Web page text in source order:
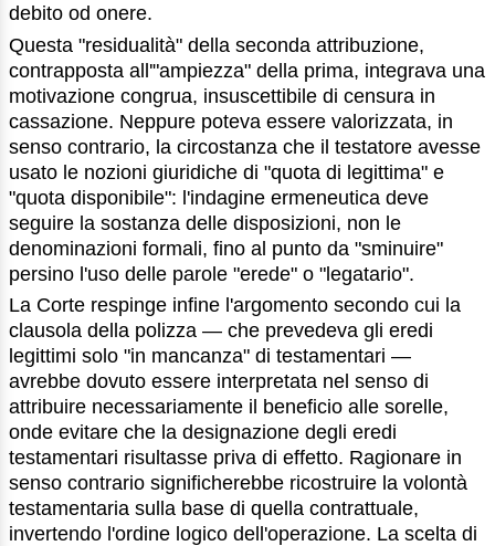
debito od onere.
Questa "residualità" della seconda attribuzione,
contrapposta all'"ampiezza" della prima, integrava una
motivazione congrua, insuscettibile di censura in
cassazione. Neppure poteva essere valorizzata, in
senso contrario, la circostanza che il testatore avesse
usato le nozioni giuridiche di "quota di legittima" e
"quota disponibile": l'indagine ermeneutica deve
seguire la sostanza delle disposizioni, non le
denominazioni formali, fino al punto da "sminuire"
persino l'uso delle parole "erede" o "legatario".
La Corte respinge infine l'argomento secondo cui la
clausola della polizza — che prevedeva gli eredi
legittimi solo "in mancanza" di testamentari —
avrebbe dovuto essere interpretata nel senso di
attribuire necessariamente il beneficio alle sorelle,
onde evitare che la designazione degli eredi
testamentari risultasse priva di effetto. Ragionare in
senso contrario significherebbe ricostruire la volontà
testamentaria sulla base di quella contrattuale,
invertendo l'ordine logico dell'operazione. La scelta di